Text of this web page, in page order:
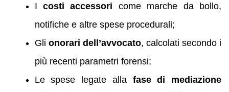
I costi accessori come marche da bollo,
notifiche e altre spese procedurali;
Gli onorari dell’avvocato, calcolati secondo i
più recenti parametri forensi;
Le spese legate alla fase di mediazione